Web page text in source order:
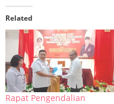
di
jendela
yang
baru) baru) baru)
Related
Rapat Pengendalian